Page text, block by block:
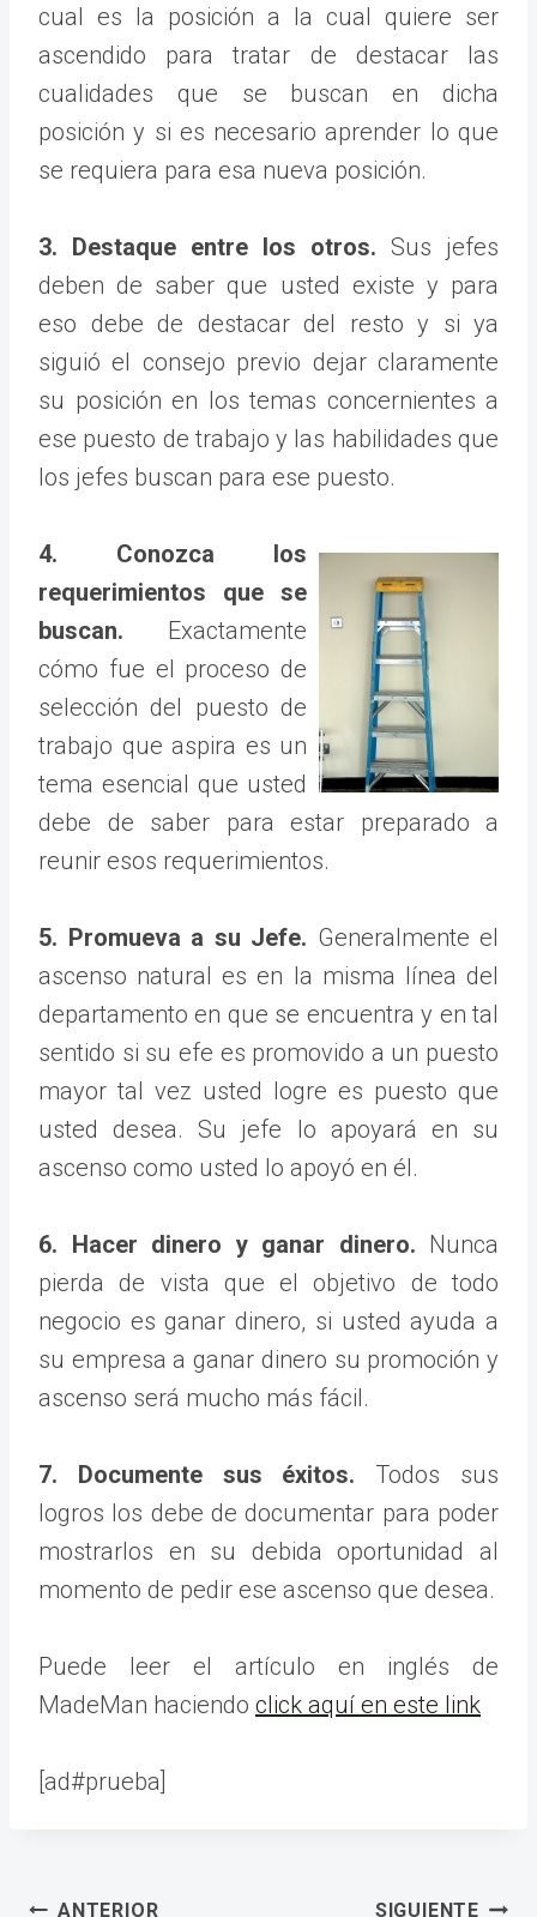
cual es la posición a la cual quiere ser
ascendido para tratar de destacar las
cualidades que se buscan en dicha
posición y si es necesario aprender lo que
se requiera para esa nueva posición.
3. Destaque entre los otros. Sus jefes
deben de saber que usted existe y para
eso debe de destacar del resto y si ya
siguió el consejo previo dejar claramente
su posición en los temas concernientes a
ese puesto de trabajo y las habilidades que
los jefes buscan para ese puesto.
4. Conozca los
requerimientos que se
buscan. Exactamente
cómo fue el proceso de
selección del puesto de
trabajo que aspira es un
tema esencial que usted
debe de saber para estar preparado a
reunir esos requerimientos.
5. Promueva a su Jefe. Generalmente el
ascenso natural es en la misma línea del
departamento en que se encuentra y en tal
sentido si su efe es promovido a un puesto
mayor tal vez usted logre es puesto que
usted desea. Su jefe lo apoyará en su
ascenso como usted lo apoyó en él.
6. Hacer dinero y ganar dinero. Nunca
pierda de vista que el objetivo de todo
negocio es ganar dinero, si usted ayuda a
su empresa a ganar dinero su promoción y
ascenso será mucho más fácil.
7. Documente sus éxitos. Todos sus
logros los debe de documentar para poder
mostrarlos en su debida oportunidad al
momento de pedir ese ascenso que desea.
Puede leer el artículo en inglés de
MadeMan haciendo click aquí en este link
[ad#prueba]
ANTERIOR SIGUIENTE